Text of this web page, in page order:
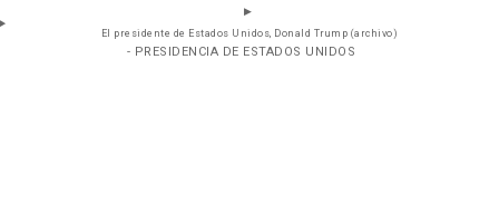
El presidente de Estados Unidos, Donald Trump (archivo)
- PRESIDENCIA DE ESTADOS UNIDOS